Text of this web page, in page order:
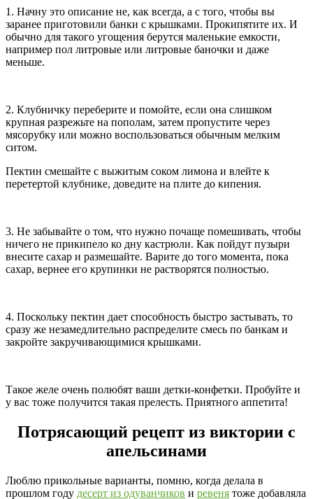
1. Начну это описание не, как всегда, а с того, чтобы вы
заранее приготовили банки с крышками. Прокипятите их. И
обычно для такого угощения берутся маленькие емкости,
например пол литровые или литровые баночки и даже
меньше.
2. Клубничку переберите и помойте, если она слишком
крупная разрежьте на пополам, затем пропустите через
мясорубку или можно воспользоваться обычным мелким
ситом.
Пектин смешайте с выжитым соком лимона и влейте к
перетертой клубнике, доведите на плите до кипения.
3. Не забывайте о том, что нужно почаще помешивать, чтобы
ничего не прикипело ко дну кастрюли. Как пойдут пузыри
внесите сахар и размешайте. Варите до того момента, пока
сахар, вернее его крупинки не растворятся полностью.
4. Поскольку пектин дает способность быстро застывать, то
сразу же незамедлительно распределите смесь по банкам и
закройте закручивающимися крышками.
Такое желе очень полюбят ваши детки-конфетки. Пробуйте и
у вас тоже получится такая прелесть. Приятного аппетита!
Потрясающий рецепт из виктории с
апельсинами
Люблю прикольные варианты, помню, когда делала в
прошлом году десерт из одуванчиков и ревеня тоже добавляла